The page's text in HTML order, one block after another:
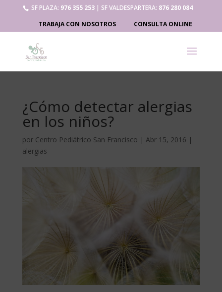
SF PLAZA: 976 355 253| SF VALDESPARTERA: 876 280 084
TRABAJA CON NOSOTROS
CONSULTA ONLINE
¿Cómo detectar alergias
en los niños?
por Centro Pediátrico San Francisco | Abr 15, 2016 |
alergias